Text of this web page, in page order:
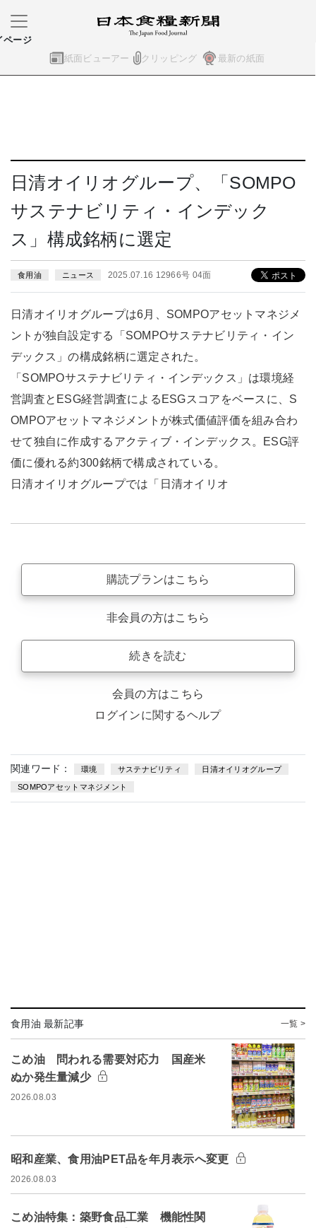
紙面ビューアー クリッピング 最新の紙面
ページ
日清オイリオグループ、「SOMPO
サステナビリティ・インデック
ス」構成銘柄に選定
食用油 ニュース 2025.07.16 12966号 04面
日清オイリオグループは6月、SOMPOアセットマネジメ
ントが独自設定する「SOMPOサステナビリティ・イン
デックス」の構成銘柄に選定された。
「SOMPOサステナビリティ・インデックス」は環境経
営調査とESG経営調査によるESGスコアをベースに、S
OMPOアセットマネジメントが株式価値評価を組み合わ
せて独自に作成するアクティブ・インデックス。ESG評
価に優れる約300銘柄で構成されている。
日清オイリオグループでは「日清オイリオ
購読プランはこちら
非会員の方はこちら
続きを読む
会員の方はこちら
ログインに関するヘルプ
関連ワード： 環境 サステナビリティ 日清オイリオグループ
SOMPOアセットマネジメント
食用油 最新記事 一覧 >
こめ油 問われる需要対応力 国産米
ぬか発生量減少
2026.08.03
昭和産業、食用油PET品を年月表示へ変更
2026.08.03
こめ油特集：築野食品工業 機能性関